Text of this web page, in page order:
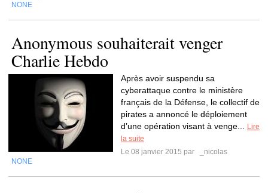
NONE
Anonymous souhaiterait venger
Charlie Hebdo
Après avoir suspendu sa
cyberattaque contre le ministère
français de la Défense, le collectif de
pirates a annoncé le déploiement
d’une opération visant à venge...
Lire
la suite
Le 08 janvier 2015 par
_nicolas
NONE